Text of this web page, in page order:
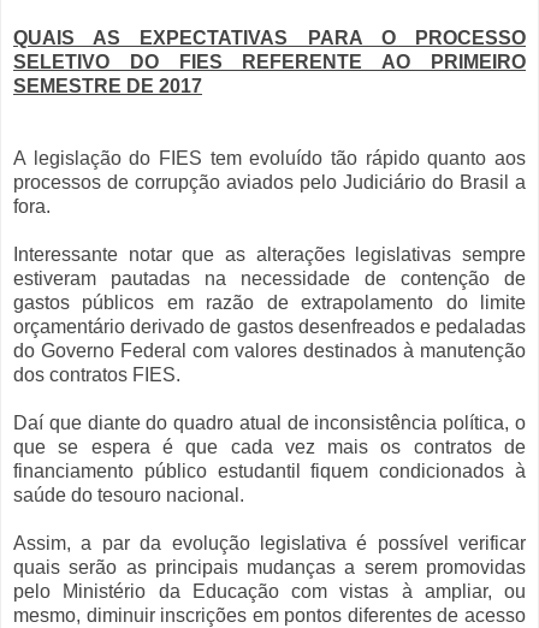
QUAIS AS EXPECTATIVAS PARA O PROCESSO
SELETIVO DO FIES REFERENTE AO PRIMEIRO
SEMESTRE DE 2017
A legislação do FIES tem evoluído tão rápido quanto aos
processos de corrupção aviados pelo Judiciário do Brasil a
fora.
Interessante notar que as alterações legislativas sempre
estiveram pautadas na necessidade de contenção de
gastos públicos em razão de extrapolamento do limite
orçamentário derivado de gastos desenfreados e pedaladas
do Governo Federal com valores destinados à manutenção
dos contratos FIES.
Daí que diante do quadro atual de inconsistência política, o
que se espera é que cada vez mais os contratos de
financiamento público estudantil fiquem condicionados à
saúde do tesouro nacional.
Assim, a par da evolução legislativa é possível verificar
quais serão as principais mudanças a serem promovidas
pelo Ministério da Educação com vistas à ampliar, ou
mesmo, diminuir inscrições em pontos diferentes de acesso